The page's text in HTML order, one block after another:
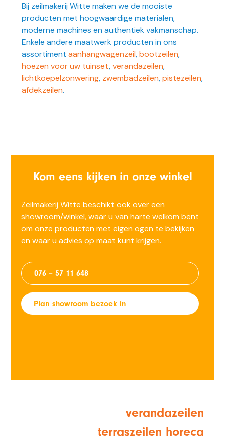
Bij zeilmakerij Witte maken we de mooiste
producten met hoogwaardige materialen,
moderne machines en authentiek vakmanschap.
Enkele andere maatwerk producten in ons
assortiment aanhangwagenzeil,bootzeilen,
hoezen voor uw tuinset,verandazeilen,
lichtkoepelzonwering, zwembadzeilen,pistezeilen,
afdekzeilen.
Kom eens kijken in onze winkel
Zeilmakerij Witte beschikt ook over een
showroom/winkel, waar u van harte welkom bent
om onze producten met eigen ogen te bekijken
en waar u advies op maat kunt krijgen.
076 – 57 11 648
Plan showroom bezoek in
verandazeilen
terraszeilen horeca